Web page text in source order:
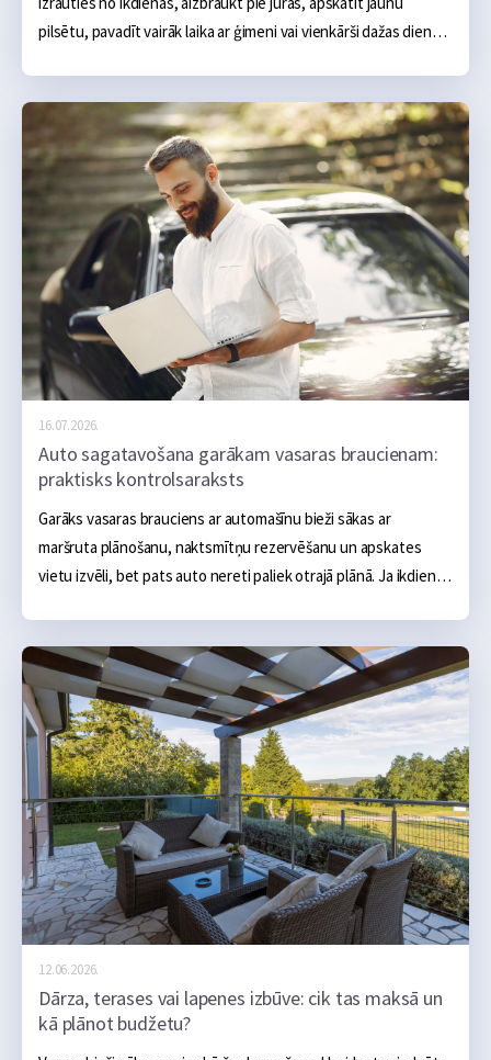
pilsētu, pavadīt vairāk laika ar ģimeni vai vienkārši dažas dienas
praksē atvaļinājums bieži kļūst dārgāks nevis viena liela tēriņa
dēļ, bet vairāku mazu kļūdu dēļ, kas sakrājas kopā.
16.07.2026.
Auto sagatavošana garākam vasaras braucienam:
praktisks kontrolsaraksts
Garāks vasaras brauciens ar automašīnu bieži sākas ar
maršruta plānošanu, naktsmītņu rezervēšanu un apskates
vietu izvēli, bet pats auto nereti paliek otrajā plānā. Ja ikdienā
12.06.2026.
Dārza, terases vai lapenes izbūve: cik tas maksā un
kā plānot budžetu?